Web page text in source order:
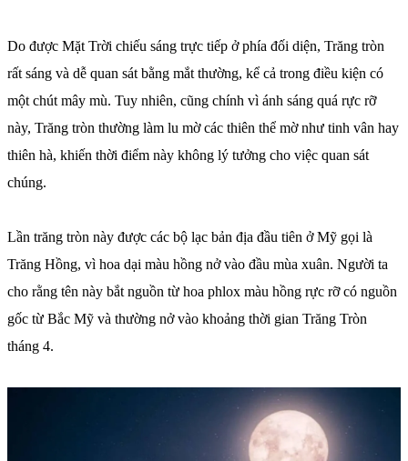
Do được Mặt Trời chiếu sáng trực tiếp ở phía đối diện, Trăng tròn
rất sáng và dễ quan sát bằng mắt thường, kể cả trong điều kiện có
một chút mây mù. Tuy nhiên, cũng chính vì ánh sáng quá rực rỡ
này, Trăng tròn thường làm lu mờ các thiên thể mờ như tinh vân hay
thiên hà, khiến thời điểm này không lý tưởng cho việc quan sát
chúng.
Lần trăng tròn này được các bộ lạc bản địa đầu tiên ở Mỹ gọi là
Trăng Hồng, vì hoa dại màu hồng nở vào đầu mùa xuân. Người ta
cho rằng tên này bắt nguồn từ hoa phlox màu hồng rực rỡ có nguồn
gốc từ Bắc Mỹ và thường nở vào khoảng thời gian Trăng Tròn
tháng 4.